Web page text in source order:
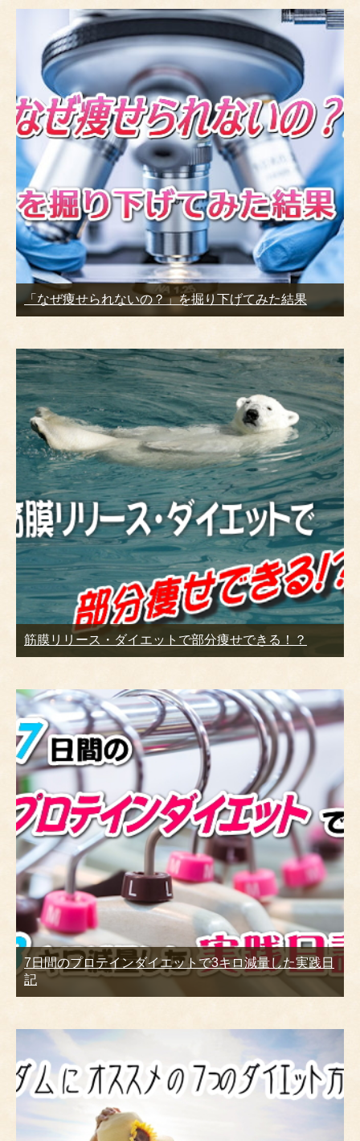
「なぜ痩せられないの？」を掘り下げてみた結果
筋膜リリース・ダイエットで部分痩せできる！？
7日間のプロテインダイエットで3キロ減量した実践日
記